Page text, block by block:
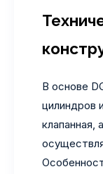
В основе
цилиндров